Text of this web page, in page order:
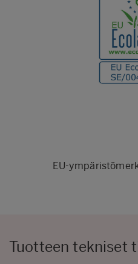
EU-
Tuotteen tekniset